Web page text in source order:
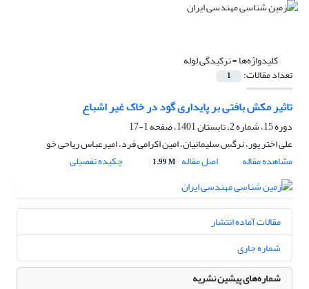
کلیدواژه‌ها =ترکیدگی لوله
تعداد مقالات: 1
تاثیر مکش بافتی بر پایداری گود در خاک غیر اشباع
دوره 15، شماره 2، تابستان 1401، صفحه
1-17
علی اختر پور، نرگس سلیمانیان، امین اکرامی فرد، امیرعباس ریاحی خو
مشاهده مقاله
اصل مقاله 1.99 M چکیده تفصیلی
مقالات آماده انتشار
شماره جاری
شماره‌های پیشین نشریه